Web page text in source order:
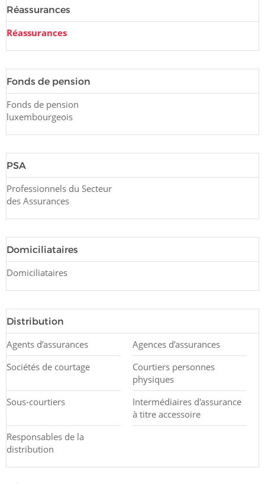
Réassurances
Réassurances
Fonds de pension
Fonds de pension
luxembourgeois
PSA
Professionnels du Secteur
des Assurances
Domiciliataires
Domiciliataires
Distribution
Agents d’assurances
Agences d’assurances
Sociétés de courtage
Courtiers personnes
physiques
Sous-courtiers
Intermédiaires d'assurance
à titre accessoire
Responsables de la
distribution